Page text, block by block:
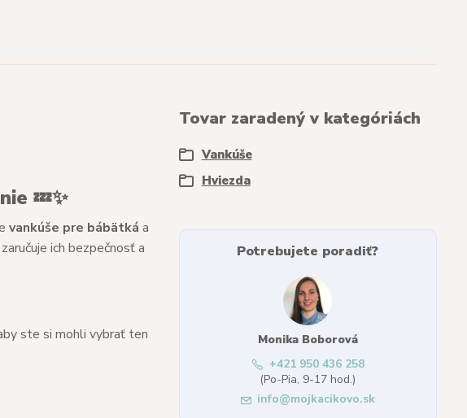
💤✨
vankúše pre bábätká a
ich bezpečnosť a
ste si mohli vybrať ten
Tovar zaradený v kategóriách
Vankúše
Hviezda
Potrebujete poradiť?
Monika Boborová
+421 950 436 258
(Po-Pia, 9-17 hod.)
info@mojkacikovo.sk